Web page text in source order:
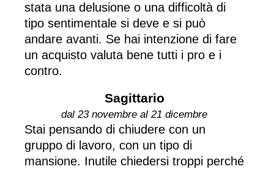
stata una delusione o una difficoltà di
tipo sentimentale si deve e si può
andare avanti. Se hai intenzione di fare
un acquisto valuta bene tutti i pro e i
contro.
Sagittario
dal 23 novembre al 21 dicembre
Stai pensando di chiudere con un
gruppo di lavoro, con un tipo di
mansione. Inutile chiedersi troppi perché